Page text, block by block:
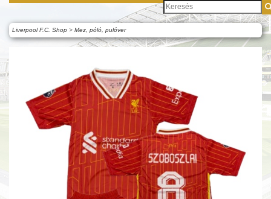
Liverpool F.C. Shop > Mez, póló, pulóver